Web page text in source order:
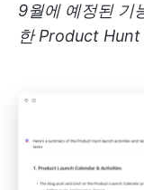
9월에 예정된 기
한 Product Hunt